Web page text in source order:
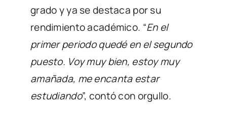
grado y ya se destaca por su
rendimiento académico. “En el
primer periodo quedé en el segundo
puesto. Voy muy bien, estoy muy
amañada, me encanta estar
estudiando”, contó con orgullo.